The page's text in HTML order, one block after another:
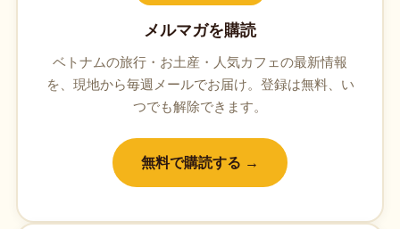
メルマガを購読
ベトナムの旅行・お土産・人気カフェの最新情報
を、現地から毎週メールでお届け。登録は無料、い
つでも解除できます。
無料で購読する →